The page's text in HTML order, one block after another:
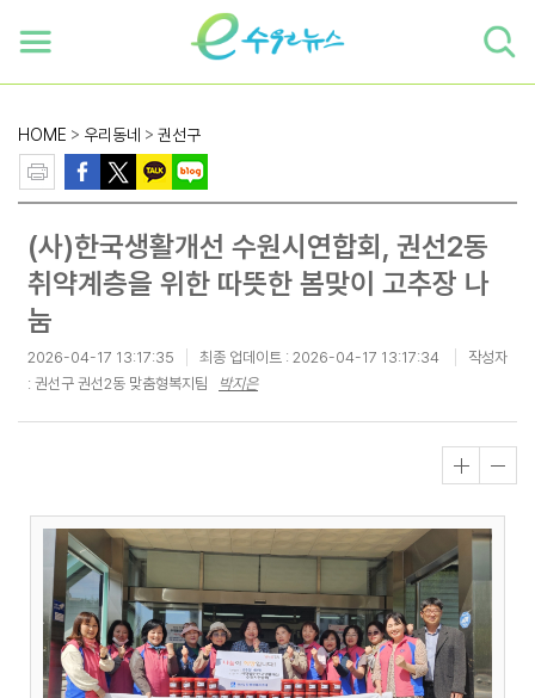
HOME > 우리동네 > 권선구
(사)한국생활개선 수원시연합회, 권선2동
취약계층을 위한 따뜻한 봄맞이 고추장 나
눔
2026-04-17 13:17:35 최종 업데이트 : 2026-04-17 13:17:34
작성자
: 권선구 권선2동 맞춤형복지팀
박지은